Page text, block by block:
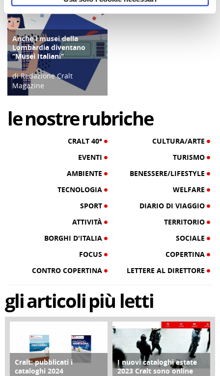
CULTURA/ARTE
Anche i musei della
Lombardia diventano
“Musei Italiani”
di Redazione Cralt
Magazine
lenostrerubriche
CRALT 40°
CULTURA/ARTE
EVENTI
TURISMO
AMBIENTE
BENESSERE/LIFESTYLE
TECNOLOGIA
WELFARE
SPORT
DIARIO DI VIAGGIO
ATTIVITÀ
TERRITORIO
BORGHI D'ITALIA
SOCIALE
FOCUS
COPERTINA
CONTRO COPERTINA
LETTERE AL DIRETTORE
gliarticolipiù letti
COPERTINA
Cralt: pubblicati i
cataloghi 2024
CONTRO COPERTINA
I nuovi cataloghi estate
2023 Cralt sono online